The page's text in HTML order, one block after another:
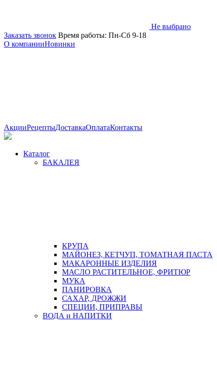
Не выбрано
Заказать звонок Время работы: Пн-Сб 9-18
О компанииНовинки
АкцииРецептыДоставкаОплатаКонтакты
Каталог
БАКАЛЕЯ
КРУПА
МАЙОНЕЗ, КЕТЧУП, ТОМАТНАЯ ПАСТА
МАКАРОННЫЕ ИЗДЕЛИЯ
МАСЛО РАСТИТЕЛЬНОЕ, ФРИТЮР
МУКА
ПАНИРОВКА
САХАР, ДРОЖЖИ
СПЕЦИИ, ПРИПРАВЫ
ВОДА и НАПИТКИ